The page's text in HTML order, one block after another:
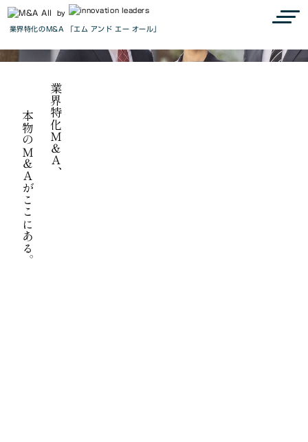
by
業界特化のM&A 「エム アンド エー オール」
業界特化Ｍ＆Ａ、
本物のＭ＆Ａがここにある。
Connect to the next
we are M&A all.